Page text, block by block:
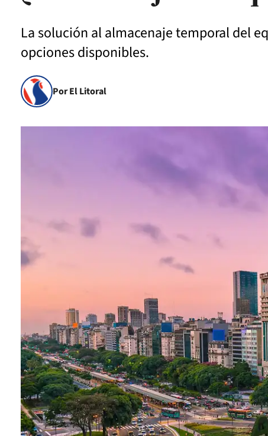
La solución al almacenaje temporal del
opciones disponibles.
Por El Litoral